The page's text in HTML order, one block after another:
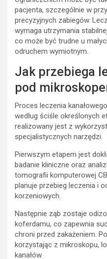
pacjenta, szczególnie w
precyzyjnych zabiegów.
wymaga utrzymania
co może być trudne u
odruchem wymiotnym.
Jak przebiega
pod
Proces leczenia
według ściśle określonych
realizowany jest z
specjalistycznych narzędzi.
Pierwszym etapem jest
badanie kliniczne oraz
tomografii komputerowej
planuje przebieg leczenia i
korzeniowych.
Następnie ząb zostaje
koferdamu, co zapewnia
chroni przed zakażeniem.
korzystając z mikroskopu,
kanałów.